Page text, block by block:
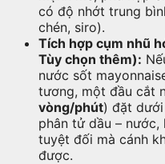
có độ nhớt trung
chén, siro).
Tích hợp cụm nhũ
Tùy chọn thêm):
nước sốt
tương, một đầu cắt
vòng/phút) đặt
phân tử dầu –
tuyệt đối mà cánh
được.